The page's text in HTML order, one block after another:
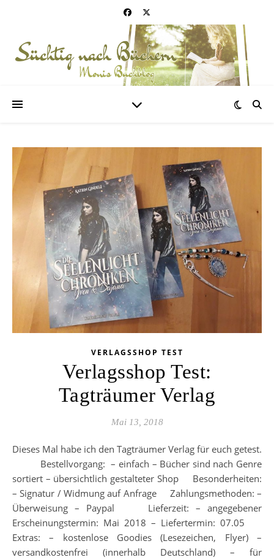
VERLAGSSHOP TEST
Verlagsshop Test:
Tagträumer Verlag
Mai 13, 2018
Dieses Mal habe ich den Tagträumer Verlag für euch getest.
Bestellvorgang: – einfach – Bücher sind nach Genre
sortiert – übersichtlich gestalteter Shop Besonderheiten:
– Signatur / Widmung auf Anfrage Zahlungsmethoden: –
Überweisung – Paypal Lieferzeit: – angegebener
Erscheinungstermin: Mai 2018 – Liefertermin: 07.05
Extras: – kostenlose Goodies (Lesezeichen, Flyer) –
versandkostenfrei (innerhalb Deutschland) – für